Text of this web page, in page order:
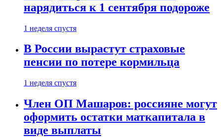
нарядиться к 1 сентября подороже
1 неделя спустя
В России вырастут страховые
пенсии по потере кормильца
1 неделя спустя
Член ОП Машаров: россияне могут
оформить остатки маткапитала в
виде выплаты